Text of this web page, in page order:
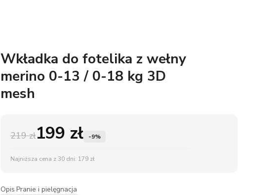
Wkładka do fotelika z wełny
merino 0-13 / 0-18 kg 3D
mesh
219 zł199 zł -9%
Najniższa cena z 30 dni: 179 zł
Opis·Pranie i pielęgnacja